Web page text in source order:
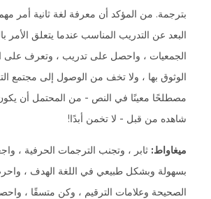
بترجمة. من المؤكد أن معرفة لغة ثانية أمر
البعد عن التدريب المناسب عندما يتعلق الأمر
الجمعيات ، واحصل على تدريب ، وتعرف على
الوثوق بها ، ولا تخف من الوصول إلى مجتمع
مصطلحًا معينًا في النص - من المحتمل أن
شاهده من قبل - لا تخمن أبدًا!
ميغاواط: ثابر ، وتجنب الترجمات الحرفية ،
بسهولة وبشكل طبيعي في اللغة الهدف ،
الصحيحة وعلامات الترقيم ، وكن متسقًا ،